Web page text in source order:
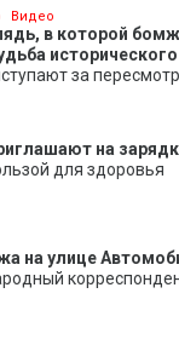
Видео
в которой
за
на
для здоровья
на улице